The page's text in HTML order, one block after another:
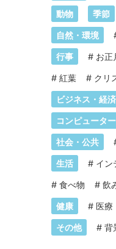
動物 季節
自然・環境
行事 # お正
# 紅葉 # クリ
ビジネス・経済
コンピューター
社会・公共
生活 # イン
# 食べ物 # 飲
健康 # 医療
その他 # 背